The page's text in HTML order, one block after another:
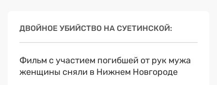
ДВОЙНОЕ УБИЙСТВО НА СУЕТИНСКОЙ
Фильм с участием погибшей от рук мужа
женщины сняли в Нижнем Новгороде